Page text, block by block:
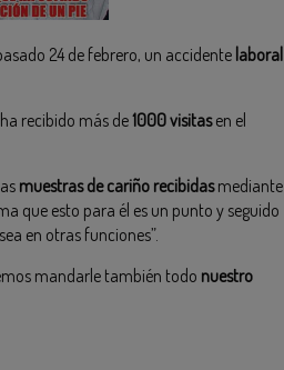
24 de febrero, un accidente laboral
recibido más de1000 visitasen el
muestras de cariño recibidasmediante
que esto para él es un punto y seguido
en otras funciones”.
mandarle también todo nuestro